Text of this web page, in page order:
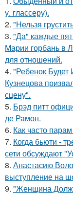
у. глассеру).
2. "Нельзя
3. "Да" каждые
Марии горбань в
для отношений.
4. "Ребенок
Кузнецова
сцену".
5. Брэд питт
де Рамон.
6. Как часто
7. Когда бьюти -
сети обсуждают
8. Анастасию
выступление на
9. "Женщина